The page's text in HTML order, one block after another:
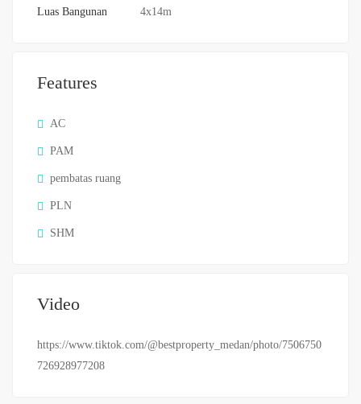
Luas Bangunan 4x14m
Features
AC
PAM
pembatas ruang
PLN
SHM
Video
https://www.tiktok.com/@bestproperty_medan/photo/7506750
726928977208